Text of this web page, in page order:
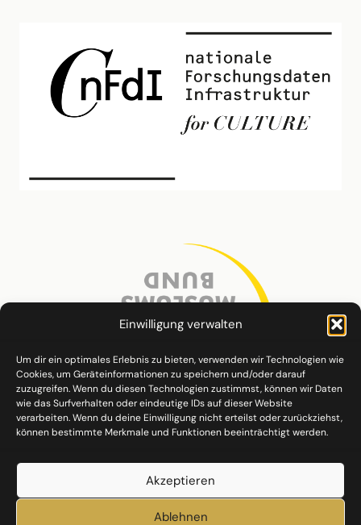
Einwilligung verwalten
Um dir ein optimales Erlebnis zu bieten, verwenden wir Technologien wie
Cookies, um Geräteinformationen zu speichern und/oder darauf
zuzugreifen. Wenn du diesen Technologien zustimmst, können wir Daten
wie das Surfverhalten oder eindeutige IDs auf dieser Website
verarbeiten. Wenn du deine Einwilligung nicht erteilst oder zurückziehst,
können bestimmte Merkmale und Funktionen beeinträchtigt werden.
Akzeptieren
Ablehnen